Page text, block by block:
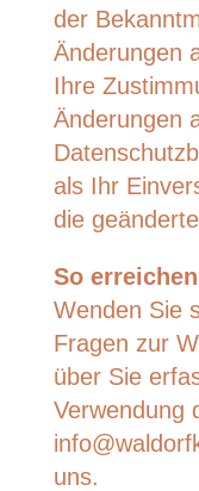
der
Änderungen
Ihre
Änderungen
als Ihr
die
So
Wenden Sie
Fragen zur
über Sie
Verwendung
uns.